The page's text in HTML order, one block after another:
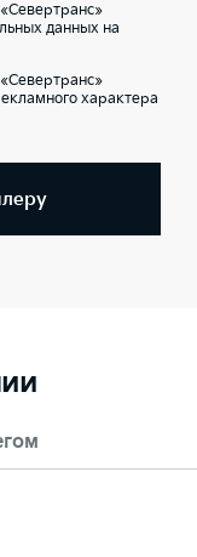
данных на
характера